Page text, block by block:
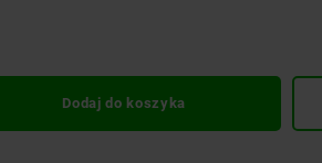
Dodaj do koszyka